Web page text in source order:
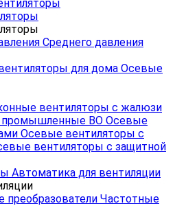
Среднего давления
для дома Осевые
вентиляторы с жалюзи
промышленные ВО Осевые
Осевые вентиляторы с
вентиляторы с защитной
Автоматика для вентиляции
преобразователи Частотные